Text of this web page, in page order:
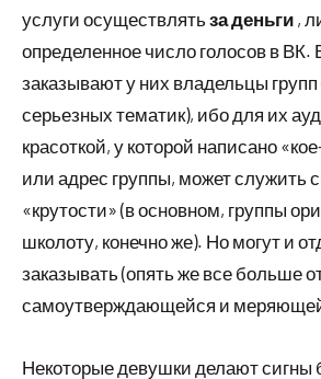
услуги осуществлятьза деньги ,
определенное число голосов в ВК.
заказывают у них владельцы групп
серьезных тематик), ибо для их
красоткой, у которой написано
или адрес группы, может служить
«крутости» (в основном, группы
школоту, конечно же). Но могут и
заказывать (опять же все больше
самоутверждающейся и
Некоторые девушки делают сигны